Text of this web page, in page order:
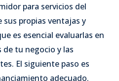
para servicios del
sus propias ventajas y
es esencial evaluarlas en
tu negocio y las
El siguiente paso es
adecuado.